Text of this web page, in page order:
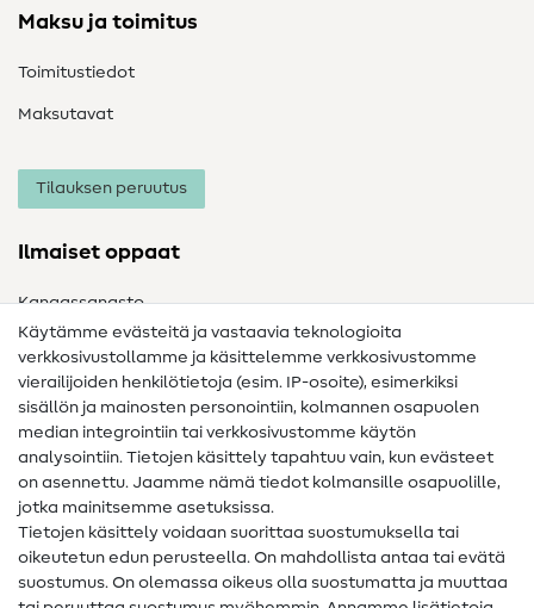
Maksu ja toimitus
Toimitustiedot
Maksutavat
Tilauksen peruutus
Ilmaiset oppaat
Kangassanasto
Ompelusanasto
Ompeluohjeet
Apua ja yhteystiedot
Yhteystiedot
Tietoa omistajanvaihdoksesta
Käytämme evästeitä ja vastaavia teknologioita
verkkosivustollamme ja käsittelemme verkkosivustomme
vierailijoiden henkilötietoja (esim. IP-osoite), esimerkiksi
sisällön ja mainosten personointiin, kolmannen osapuolen
median integrointiin tai verkkosivustomme käytön
analysointiin. Tietojen käsittely tapahtuu vain, kun evästeet
on asennettu. Jaamme nämä tiedot kolmansille osapuolille,
jotka mainitsemme asetuksissa.
Tietojen käsittely voidaan suorittaa suostumuksella tai
oikeutetun edun perusteella. On mahdollista antaa tai evätä
suostumus. On olemassa oikeus olla suostumatta ja muuttaa